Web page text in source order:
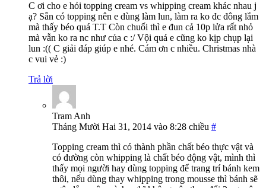
C ơi cho e hỏi topping cream vs whipping cream khác nhau j
ạ? Sẵn có topping nên e dùng làm lun, làm ra ko đc đông lắm
mà thấy béo quá T.T Còn chuối thì e đun cả 10p lửa rất nhỏ
mà vẫn ko ra nc như của c :/ Vội quá e cũng ko kịp chụp lại
lun :(( C giải đáp giúp e nhé. Cám ơn c nhiều. Christmas nhà
c vui vẻ :)
Trả lời
Tram Anh
Tháng Mười Hai 31, 2014 vào 8:28 chiều #
Topping cream thì có thành phần chất béo thực vật và
có đường còn whipping là chất béo động vật, mình thì
thấy mọi người hay dùng topping để trang trí bánh kem
thôi, nếu dùng thay whipping trong mousse thì bánh sẽ